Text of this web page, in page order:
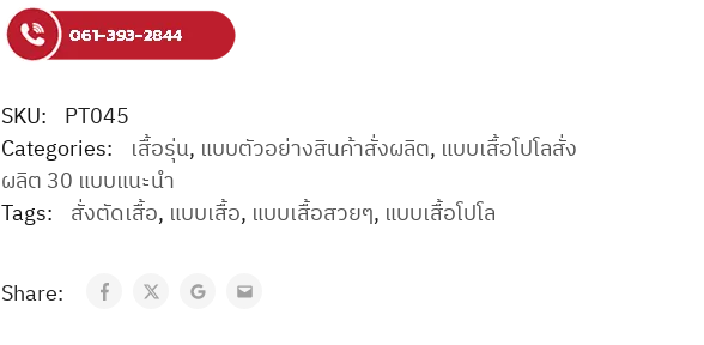
SKU: PT045
Categories: เสื้อรุ่น, แบบตัวอย่างสินค้าสั่งผลิต, แบบเสื้อโปโลสั่ง
ผลิต 30 แบบแนะนำ
Tags: สั่งตัดเสื้อ, แบบเสื้อ, แบบเสื้อสวยๆ, แบบเสื้อโปโล
Share: